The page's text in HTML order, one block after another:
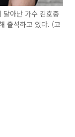
아난 가수 김호중
출석하고 있다. (고